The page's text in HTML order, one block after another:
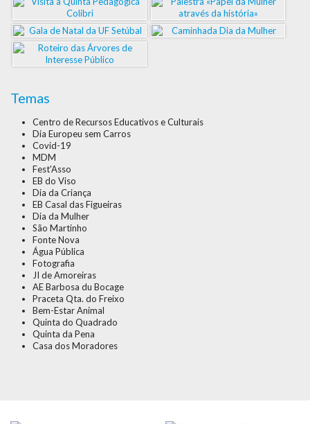
Temas
Centro de Recursos Educativos e Culturais
Dia Europeu sem Carros
Covid-19
MDM
Fest'Asso
EB do Viso
Dia da Criança
EB Casal das Figueiras
Dia da Mulher
São Martinho
Fonte Nova
Água Pública
Fotografia
JI de Amoreiras
AE Barbosa du Bocage
Praceta Qta. do Freixo
Bem-Estar Animal
Quinta do Quadrado
Quinta da Pena
Casa dos Moradores